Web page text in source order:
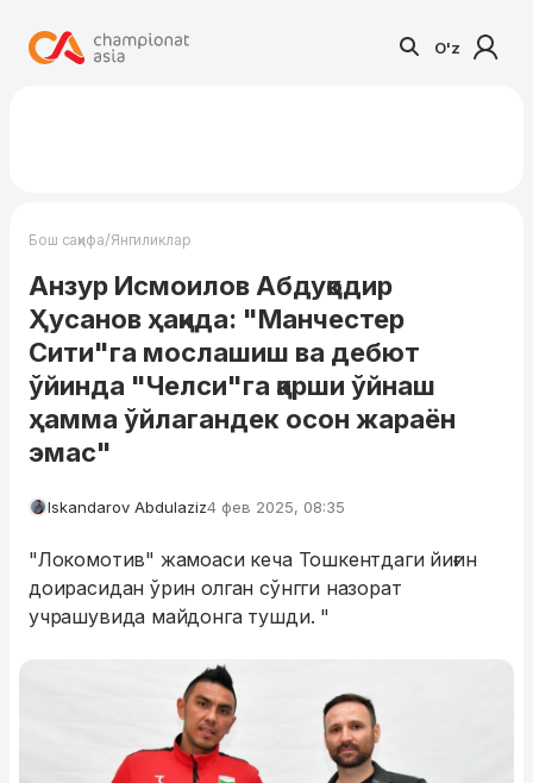
O'z
Бош саҳифа/Янгиликлар
Анзур Исмоилов Абдуқодир
Ҳусанов ҳақида: "Манчестер
Сити"га мослашиш ва дебют
ўйинда "Челси"га қарши ўйнаш
ҳамма ўйлагандек осон жараён
эмас"
Iskandarov Abdulaziz4 фев 2025, 08:35
"Локомотив" жамоаси кеча Тошкентдаги йиғин
доирасидан ўрин олган сўнгги назорат
учрашувида майдонга тушди. "